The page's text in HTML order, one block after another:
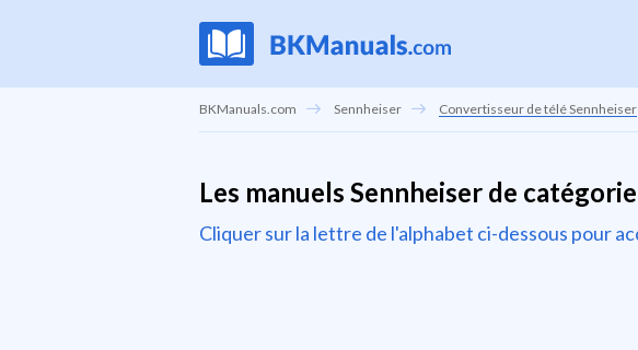
BKManuals.com Sennheiser Convertisseur de télé Sennheiser
Les manuels Sennheiser de
Cliquer sur la lettre de l'alphabet ci-dessous pour